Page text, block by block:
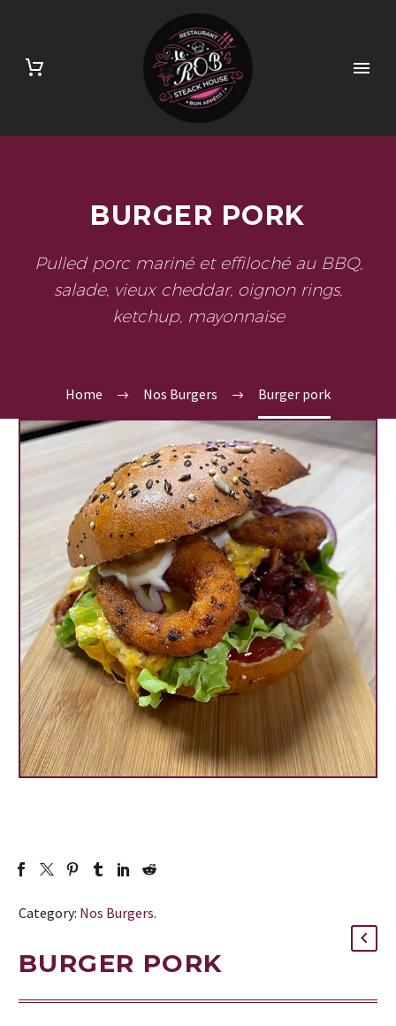
BURGER PORK
Pulled porc mariné et effiloché au BBQ,
salade, vieux cheddar, oignon rings,
ketchup, mayonnaise
Home Nos Burgers Burger pork
Category: Nos Burgers.
BURGER PORK